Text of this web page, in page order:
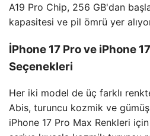
A19 Pro Chip, 256 GB'dan
kapasitesi ve pil ömrü yer
İPhone 17 Pro ve iPhone
Seçenekleri
Her iki model de üç farklı
Abis, turuncu kozmik ve
iPhone 17 Pro Max Renkleri